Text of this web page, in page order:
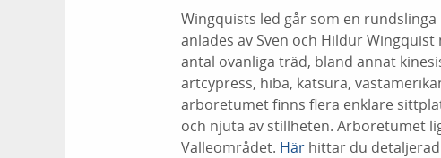
Wingquists led går som en
anlades av Sven och Hildur
antal ovanliga träd, bland annat
ärtcypress, hiba, katsura,
arboretumet finns flera enklare
och njuta av stillheten. Arboretumet
Valleområdet. Här hittar du